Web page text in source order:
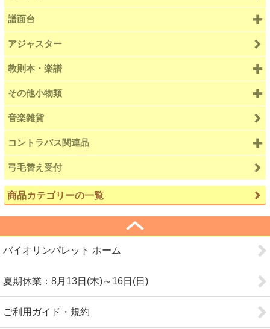
譜面台
アジャスター
教則本・楽譜
その他小物類
音楽雑貨
コントラバス関連品
弓毛替え受付
商品カテゴリーの一覧
バイオリンパレット ホーム
夏期休業：8月13日(木)～16日(日)
ご利用ガイド・規約